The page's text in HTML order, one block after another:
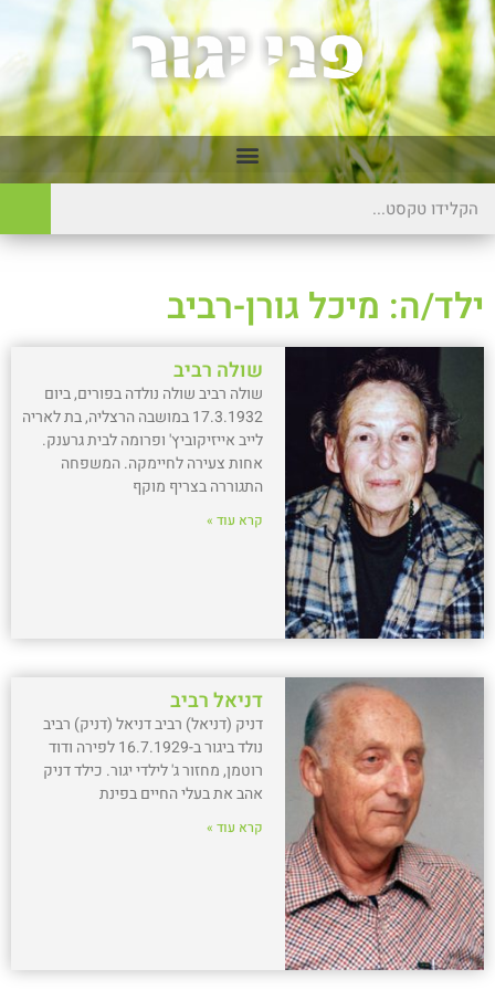
ילד/ה: מיכל גורן-רביב
שולה רביב
שולה רביב שולה נולדה בפורים, ביום
17.3.1932 במושבה הרצליה, בת לאריה
לייב אייזיקוביץ' ופרומה לבית גרענק.
אחות צעירה לחיימקה. המשפחה
התגוררה בצריף מוקף
קרא עוד »
דניאל רביב
דניק (דניאל) רביב דניאל (דניק) רביב
נולד ביגור ב-16.7.1929 לפירה ודוד
רוטמן, מחזור ג' לילדי יגור. כילד דניק
אהב את בעלי החיים בפינת
קרא עוד »